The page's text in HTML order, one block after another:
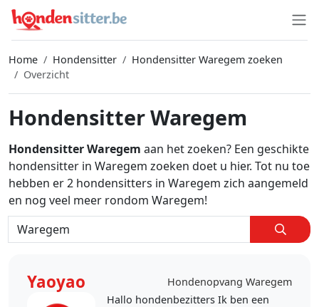
Home Hondensitter
Hondensitter Waregem zoeken
Overzicht
Hondensitter Waregem
Hondensitter Waregem aan het zoeken? Een geschikte
hondensitter in Waregem zoeken doet u hier. Tot nu toe
hebben er 2 hondensitters in Waregem zich aangemeld
en nog veel meer rondom Waregem!
Yaoyao
Hondenopvang Waregem
Hallo hondenbezitters Ik ben een